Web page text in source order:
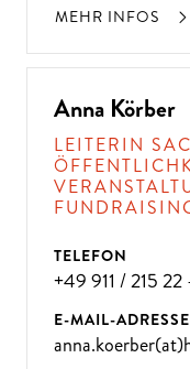
MEHR INFOS
Anna Körber
LEITERIN
TELEFON
+49 911 / 215 22
E-MAIL-ADRESSE